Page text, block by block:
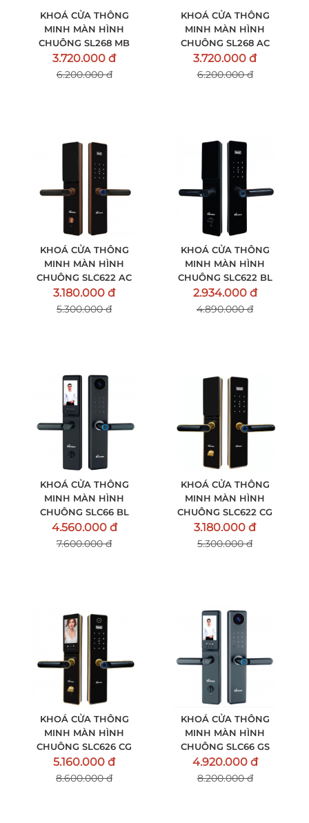
KHOÁ CỬA THÔNG
MINH MÀN HÌNH
CHUÔNG SL268 MB
3.720.000 đ
6.200.000 đ
KHOÁ CỬA THÔNG
MINH MÀN HÌNH
CHUÔNG SL268 AC
3.720.000 đ
6.200.000 đ
KHOÁ CỬA THÔNG
MINH MÀN HÌNH
CHUÔNG SLC622 AC
3.180.000 đ
5.300.000 đ
KHOÁ CỬA THÔNG
MINH MÀN HÌNH
CHUÔNG SLC622 BL
2.934.000 đ
4.890.000 đ
KHOÁ CỬA THÔNG
MINH MÀN HÌNH
CHUÔNG SLC66 BL
4.560.000 đ
7.600.000 đ
KHOÁ CỬA THÔNG
MINH MÀN HÌNH
CHUÔNG SLC622 CG
3.180.000 đ
5.300.000 đ
KHOÁ CỬA THÔNG
MINH MÀN HÌNH
CHUÔNG SLC626 CG
5.160.000 đ
8.600.000 đ
KHOÁ CỬA THÔNG
MINH MÀN HÌNH
CHUÔNG SLC66 GS
4.920.000 đ
8.200.000 đ